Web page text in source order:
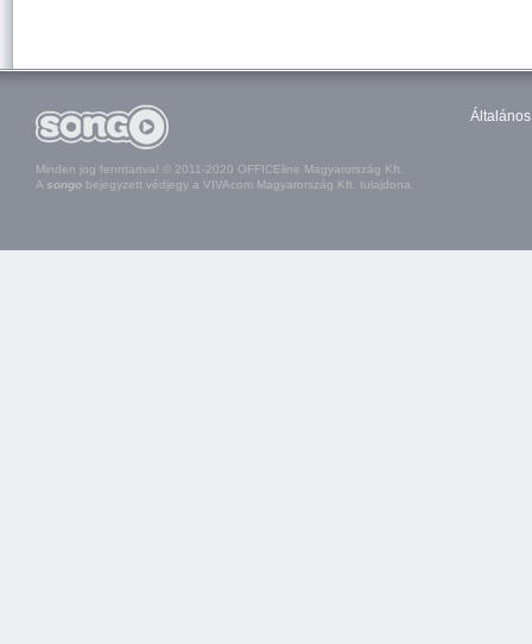
Minden jog fenntartva! © 2011-2020 OFFICEline Magyarország Kft.
A songo bejegyzett védjegy a VIVAcom Magyarország Kft. tulajdona.